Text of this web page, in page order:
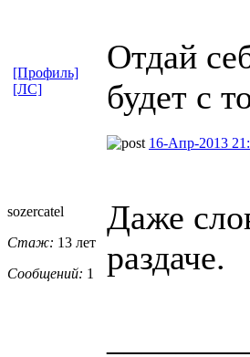
Отдай
будет с
[Профиль]
[ЛС]
sozercatel
Стаж: 13 лет
Сообщений: 1
16-Апр-2013
Даже
раздаче.